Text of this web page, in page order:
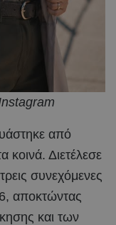
από
κοινά. Διετέλεσε
συνεχόμενες
αποκτώντας
και των